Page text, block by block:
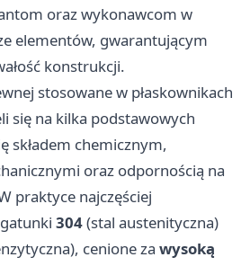
oraz wykonawcom w
elementów, gwarantującym
konstrukcji.
stosowane w płaskownikach
się na kilka podstawowych
składem chemicznym,
oraz odpornością na
praktyce najczęściej
304(stal austenityczna)
cenione za wysoką